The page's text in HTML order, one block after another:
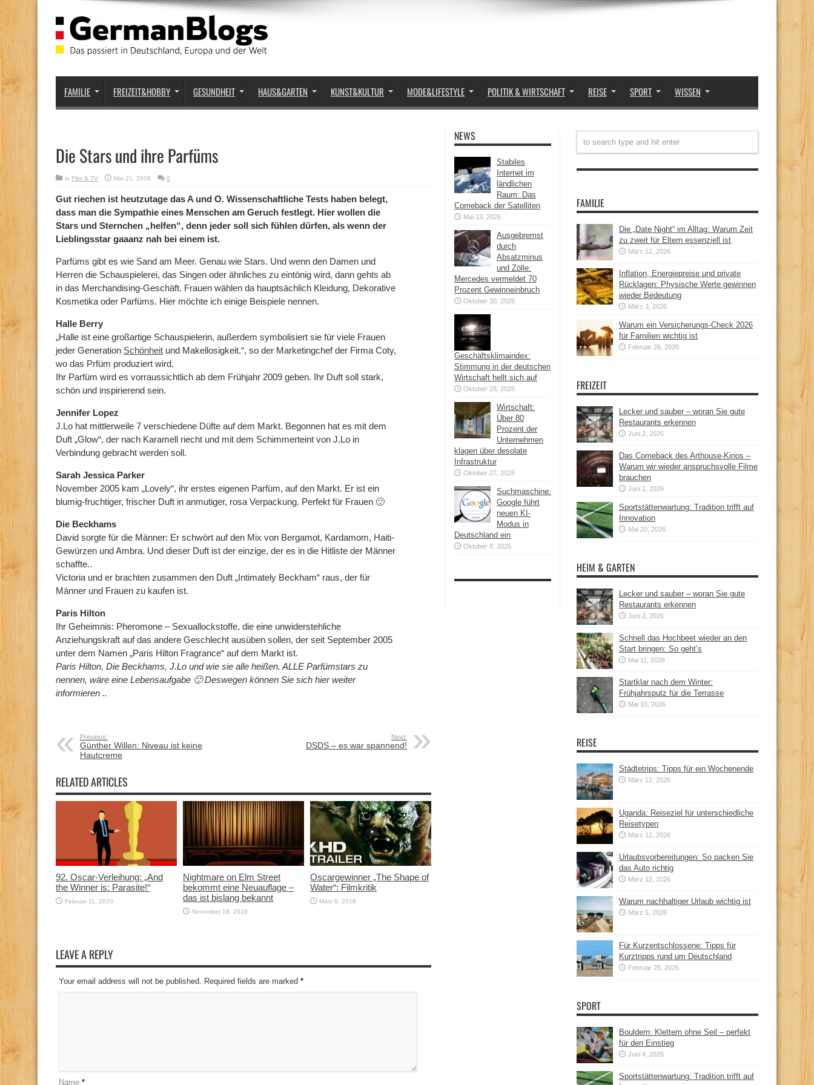
FAMILIE FREIZEIT&HOBBY GESUNDHEIT HAUS&GARTEN KUNST&KULTUR MODE&LIFESTYLE POLITIK & WIRTSCHAFT REISE SPORT WISSEN
Die Stars und ihre Parfüms
in Film & TV Mai 21, 2008 0
Gut riechen ist heutzutage das A und O. Wissenschaftliche Tests haben belegt,
dass man die Sympathie eines Menschen am Geruch festlegt. Hier wollen die
Stars und Sternchen „helfen“, denn jeder soll sich fühlen dürfen, als wenn der
Lieblingsstar gaaanz nah bei einem ist.
Parfüms gibt es wie Sand am Meer. Genau wie Stars. Und wenn den Damen und
Herren die Schauspielerei, das Singen oder ähnliches zu eintönig wird, dann gehts ab
in das Merchandising-Geschäft. Frauen wählen da hauptsächlich Kleidung, Dekorative
Kosmetika oder Parfüms. Hier möchte ich einige Beispiele nennen.
Halle Berry
„Halle ist eine großartige Schauspielerin, außerdem symbolisiert sie für viele Frauen
jeder Generation Schönheit und Makellosigkeit.“, so der Marketingchef der Firma Coty,
wo das Prfüm produziert wird.
Ihr Parfüm wird es vorraussichtlich ab dem Frühjahr 2009 geben. Ihr Duft soll stark,
schön und inspirierend sein.
Jennifer Lopez
J.Lo hat mittlerweile 7 verschiedene Düfte auf dem Markt. Begonnen hat es mit dem
Duft „Glow“, der nach Karamell riecht und mit dem Schimmerteint von J.Lo in
Verbindung gebracht werden soll.
Sarah Jessica Parker
November 2005 kam „Lovely“, ihr erstes eigenen Parfüm, auf den Markt. Er ist ein
blumig-fruchtiger, frischer Duft in anmutiger, rosa Verpackung. Perfekt für Frauen 🙂
Die Beckhams
David sorgte für die Männer: Er schwört auf den Mix von Bergamot, Kardamom, Haiti-
Gewürzen und Ambra. Und dieser Duft ist der einzige, der es in die Hitliste der Männer
schaffte..
Victoria und er brachten zusammen den Duft „Intimately Beckham“ raus, der für
Männer und Frauen zu kaufen ist.
Paris Hilton
Ihr Geheimnis: Pheromone – Sexuallockstoffe, die eine unwiderstehliche
Anziehungskraft auf das andere Geschlecht ausüben sollen, der seit September 2005
unter dem Namen „Paris Hilton Fragrance“ auf dem Markt ist.
Paris Hilton, Die Beckhams, J.Lo und wie sie alle heißen. ALLE Parfümstars zu
nennen, wäre eine Lebensaufgabe 🙂 Deswegen können Sie sich hier weiter
informieren ..
Previous:
Günther Willen: Niveau ist keine
Hautcreme
Next:
DSDS – es war spannend!
RELATED ARTICLES
92. Oscar-Verleihung: „And
the Winner is: Parasite!“
Februar 11, 2020
Nightmare on Elm Street
bekommt eine Neuauflage –
das ist bislang bekannt
November 18, 2018
Oscargewinner „The Shape of
Water“: Filmkritik
März 8, 2018
LEAVE A REPLY
Your email address will not be published. Required fields are marked *
Name *
NEWS
Stabiles
Internet im
ländlichen
Raum: Das
Comeback der Satelliten
Mai 13, 2026
Ausgebremst
durch
Absatzminus
und Zölle:
Mercedes vermeldet 70
Prozent Gewinneinbruch
Oktober 30, 2025
Geschäftsklimaindex:
Stimmung in der deutschen
Wirtschaft hellt sich auf
Oktober 28, 2025
Wirtschaft:
Über 80
Prozent der
Unternehmen
klagen über desolate
Infrastruktur
Oktober 27, 2025
Suchmaschine:
Google führt
neuen KI-
Modus in
Deutschland ein
Oktober 8, 2025
FAMILIE
Die „Date Night“ im Alltag: Warum Zeit
zu zweit für Eltern essenziell ist
März 12, 2026
Inflation, Energiepreise und private
Rücklagen: Physische Werte gewinnen
wieder Bedeutung
März 3, 2026
Warum ein Versicherungs-Check 2026
für Familien wichtig ist
Februar 26, 2026
FREIZEIT
Lecker und sauber – woran Sie gute
Restaurants erkennen
Juni 2, 2026
Das Comeback des Arthouse-Kinos –
Warum wir wieder anspruchsvolle Filme
brauchen
Juni 1, 2026
Sportstättenwartung: Tradition trifft auf
Innovation
Mai 20, 2026
HEIM & GARTEN
Lecker und sauber – woran Sie gute
Restaurants erkennen
Juni 2, 2026
Schnell das Hochbeet wieder an den
Start bringen: So geht’s
Mai 11, 2026
Startklar nach dem Winter:
Frühjahrsputz für die Terrasse
Mai 10, 2026
REISE
Städtetrips: Tipps für ein Wochenende
März 12, 2026
Uganda: Reiseziel für unterschiedliche
Reisetypen
März 12, 2026
Urlaubsvorbereitungen: So packen Sie
das Auto richtig
März 12, 2026
Warum nachhaltiger Urlaub wichtig ist
März 5, 2026
Für Kurzentschlossene: Tipps für
Kurztripps rund um Deutschland
Februar 25, 2026
SPORT
Bouldern: Klettern ohne Seil – perfekt
für den Einstieg
Juni 4, 2026
Sportstättenwartung: Tradition trifft auf